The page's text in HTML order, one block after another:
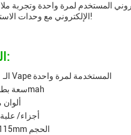
وإعادة الشحن.احصل على جهاز إيف دي -111 للتدخين الإلكتروني المستخدم لمرة
الإلكتروني مع وحدات الاستخدام الواحد!
الخصائص:
IFD-111 الـ Vape المستخدمة لمرة واحدة
سعة بطارية 650mah
10
10 أجزاء/
25mm*115mm الحجم